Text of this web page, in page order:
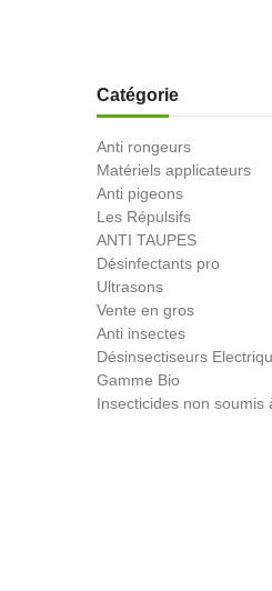
Catégorie
Anti rongeurs
Matériels applicateurs
Anti pigeons
Les Répulsifs
ANTI TAUPES
Désinfectants pro
Ultrasons
Vente en gros
Anti insectes
Désinsectiseurs
Gamme Bio
Insecticides non soumis